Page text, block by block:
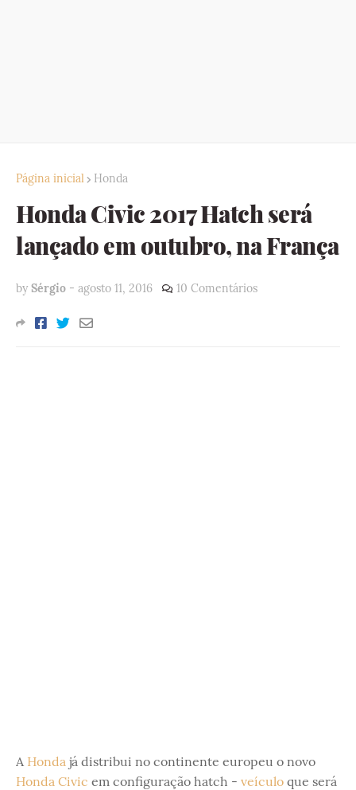
Página inicial Honda
Honda Civic 2017 Hatch será
lançado em outubro, na França
by Sérgio - agosto 11, 2016 10 Comentários
A Honda já distribui no continente europeu o novo
Honda Civic em configuração hatch - veículo que será